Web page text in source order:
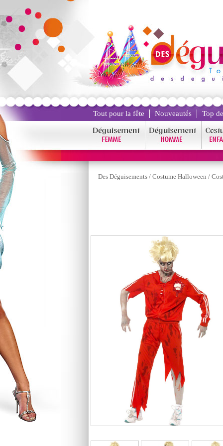
Tout pour la fête Nouveautés Top
Des Déguisements / Costume Halloween /